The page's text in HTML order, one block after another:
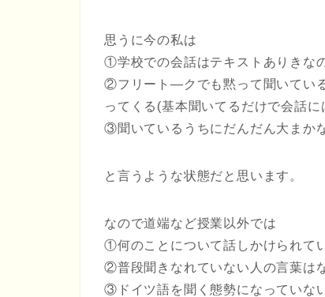
思うに今の私は
①学校での会話はテキストありきな
②フリート―クでも黙って聞いてい
ってくる(基本聞いてるだけで会話に
③聞いているうちにだんだん大まか
と言うような状態だと思います。
なので道端など授業以外では
①何のことについて話しかけられて
②普段聞きなれていない人の言葉は
③ドイツ語を聞く態勢になっていな